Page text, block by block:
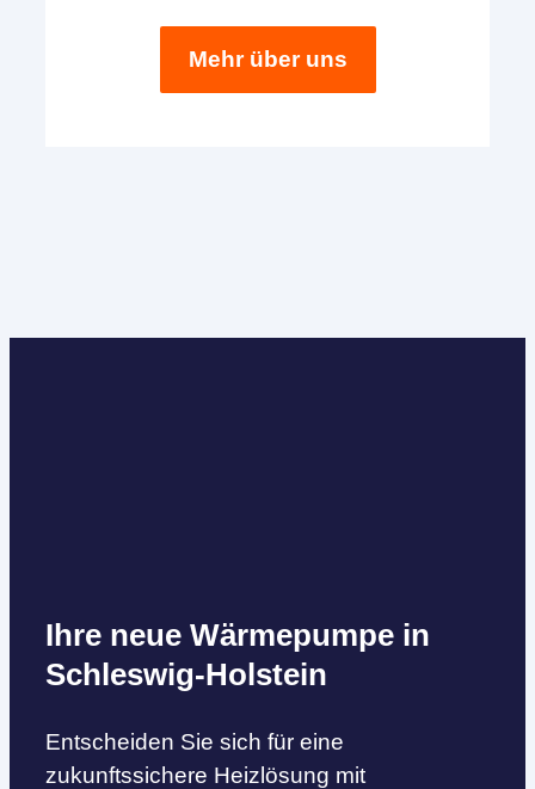
Mehr über uns
Ihre neue Wärmepumpe in
Schleswig-Holstein
Entscheiden Sie sich für eine
zukunftssichere Heizlösung mit